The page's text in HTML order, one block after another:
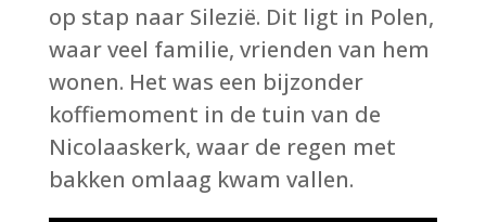
op stap naar Silezië. Dit ligt in Polen,
waar veel familie, vrienden van hem
wonen. Het was een bijzonder
koffiemoment in de tuin van de
Nicolaaskerk, waar de regen met
bakken omlaag kwam vallen.